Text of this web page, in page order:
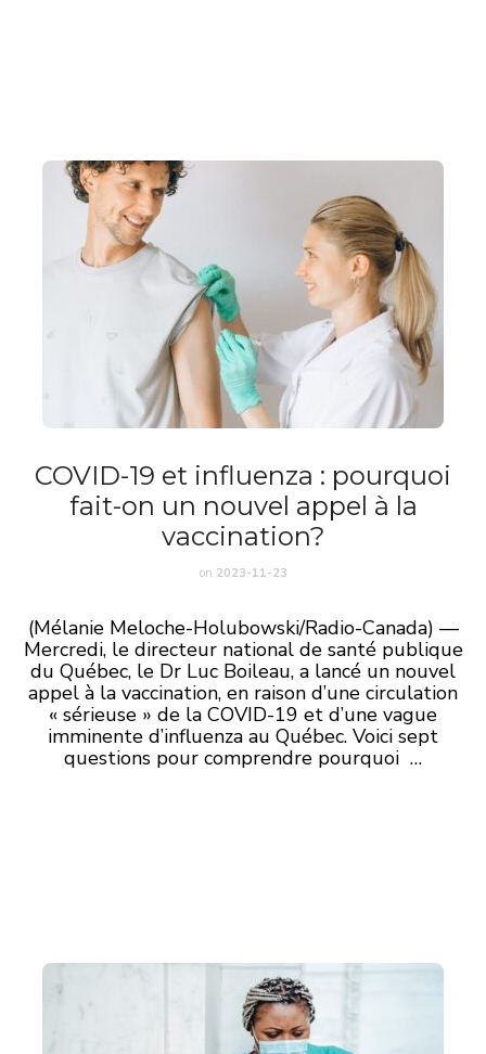
COVID-19 et influenza : pourquoi
fait-on un nouvel appel à la
vaccination?
on 2023-11-23
(Mélanie Meloche-Holubowski/Radio-Canada) —
Mercredi, le directeur national de santé publique
du Québec, le Dr Luc Boileau, a lancé un nouvel
appel à la vaccination, en raison d’une circulation
« sérieuse » de la COVID-19 et d’une vague
imminente d’influenza au Québec. Voici sept
questions pour comprendre pourquoi …